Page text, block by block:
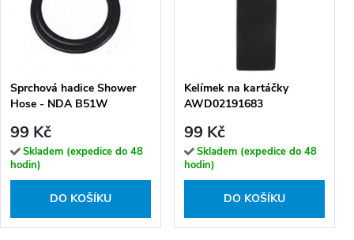
Sprchová hadice Shower
Hose - NDA B51W
99 Kč
Skladem (expedice do 48
hodin)
DO KOŠÍKU
Kelímek na kartáčky
AWD02191683
99 Kč
Skladem (expedice do 48
hodin)
DO KOŠÍKU